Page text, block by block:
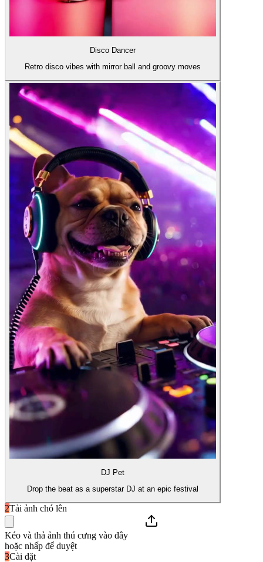
Disco Dancer
Retro disco vibes with mirror ball and groovy moves
DJ Pet
Drop the beat as a superstar DJ at an epic festival
2Tải ảnh chó lên
Kéo và thả ảnh thú cưng vào đây
hoặc nhấp để duyệt
3Cài đặt